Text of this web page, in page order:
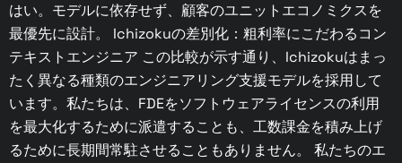
はい。モデルに依存せず、顧客のユニットエコノミクスを
最優先に設計。 Ichizokuの差別化：粗利率にこだわるコン
テキストエンジニア この比較が示す通り、Ichizokuはまっ
たく異なる種類のエンジニアリング支援モデルを採用して
います。私たちは、FDEをソフトウェアライセンスの利用
を最大化するために派遣することも、工数課金を積み上げ
るために長期間常駐させることもありません。 私たちのエ